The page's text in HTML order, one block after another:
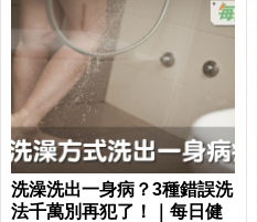
洗澡洗出一身病？3種錯誤洗
法千萬別再犯了！｜每日健